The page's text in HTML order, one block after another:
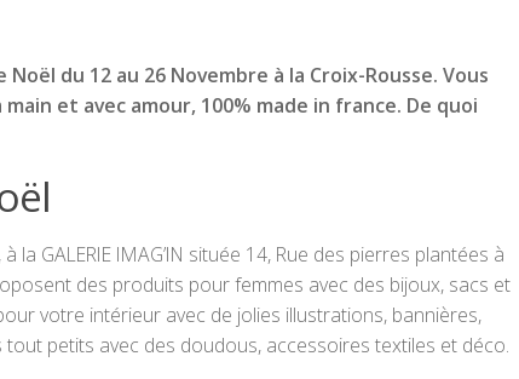
du 12 au 26 Novembre à la Croix-Rousse. Vous
et avec amour, 100% made in france. De quoi
GALERIE IMAG’IN située 14, Rue des pierres plantées à
des produits pour femmes avec des bijoux, sacs et
votre intérieur avec de jolies illustrations, bannières,
petits avec des doudous, accessoires textiles et déco.